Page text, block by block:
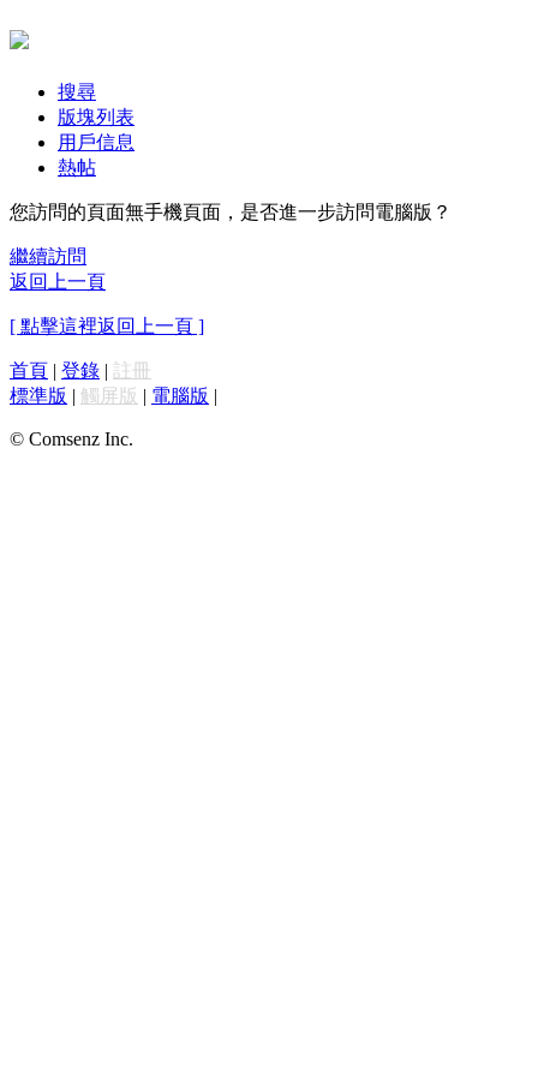
搜尋
版塊列表
用戶信息
熱帖
您訪問的頁面無手機頁面，是否進一步訪問電腦版？
繼續訪問
返回上一頁
[ 點擊這裡返回上一頁 ]
首頁 | 登錄 | 註冊
標準版 | 觸屏版 | 電腦版 |
© Comsenz Inc.